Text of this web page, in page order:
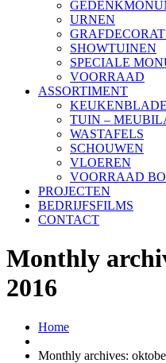
URNEN
SHOWTUINEN
SPECIALE
VOORRAAD
ASSORTIMENT
TUIN –
WASTAFELS
SCHOUWEN
VLOEREN
VOORRAAD
PROJECTEN
BEDRIJFSFILMS
CONTACT
Monthly
2016
Home
Monthly archives: